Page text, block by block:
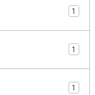
1
1
1